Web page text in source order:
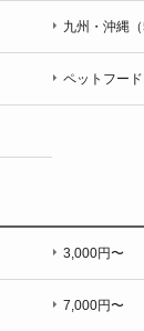
九州・沖縄（
ペットフード
3,000円〜
7,000円〜